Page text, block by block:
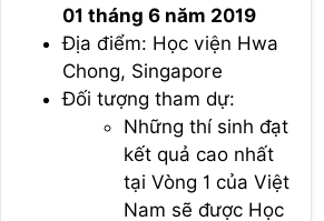
01 tháng 6 năm 2019
Địa điểm: Học viện Hwa
Chong, Singapore
Đối tượng tham dự:
Những thí sinh đạt
kết quả cao nhất
tại Vòng 1 của Việt
Nam sẽ được Học